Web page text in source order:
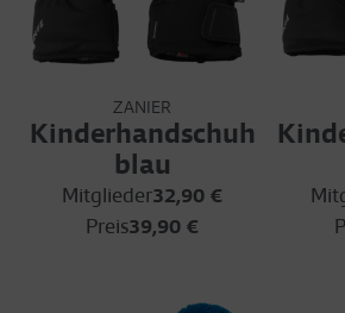
ZANIER
Kinderhandschuh
blau
Mitglieder32,90 €
Preis39,90 €